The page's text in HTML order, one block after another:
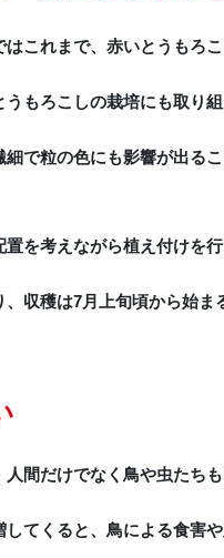
はこれまで、赤いとうもろ
もろこしの栽培にも取り組
細で粒の色にも影響が出る
を考えながら植え付けを
収穫は7月上旬頃から始ま
間だけでなく鳥や虫たち
てくると、鳥による食害